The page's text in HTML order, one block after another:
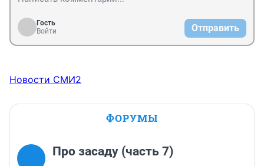
Гость
Войти
Отправить
Новости СМИ2
ФОРУМЫ
Про засаду (часть 7)